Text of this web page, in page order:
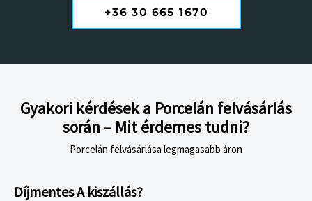
+36 30 665 1670
Gyakori kérdések a Porcelán felvásárlás
során – Mit érdemes tudni?​
Porcelán felvásárlása legmagasabb áron
Díjmentes A kiszállás?